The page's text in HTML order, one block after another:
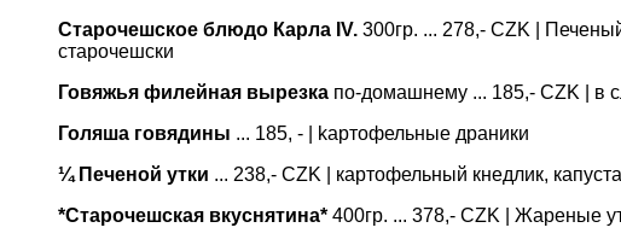
Старочешское блюдо Карла IV. 300гр. ... 278,- CZK |
старочешски
Говяжья филейная вырезка по-домашнему ... 185,- CZK | в
Голяша говядины ... 185, - | kартофельные драники
¼ Печеной утки ... 238,- CZK | картофельный кнедлик, капуста
*Старочешская вкуснятина* 400гр. ... 378,- CZK | Жареные